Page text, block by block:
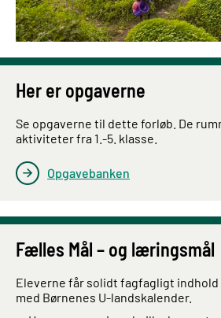
Her er opgaverne
Se opgaverne til dette forløb. De
aktiviteter fra 1.-5. klasse.
Opgavebanken
Fælles Mål – og læringsmål
Eleverne får solidt fagfagligt indhold
med Børnenes U-landskalender.